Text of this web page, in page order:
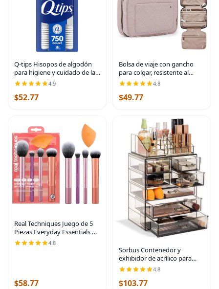
Q-tips Hisopos de algodón
para higiene y cuidado de la
belleza, hisopo de algodón
original hecho con 100%
algodón, 750 unidades
4.9
$52.77
Bolsa de viaje con gancho
para colgar, resistente al
agua, organizador de
cosméticos, bolsa de viaje
para accesorios, champú,
4.8
$49.77
Real Techniques Juego de 5
Piezas Everyday Essentials de
Brochas de Maquillaje,
Incluye 4 Brochas y Esponja
4.8
$58.77
Sorbus Contenedor y
exhibidor de acrílico para
guardar cosméticos,
maquillajes y joyas. Diseño
espaciado. Excelente para el
4.8
$103.77